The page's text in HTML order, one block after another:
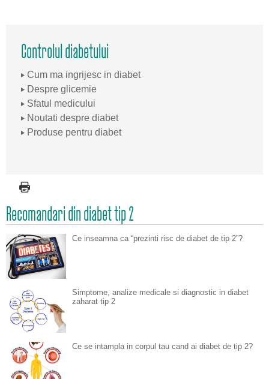
Controlul diabetului
Cum ma ingrijesc in diabet
Despre glicemie
Sfatul medicului
Noutati despre diabet
Produse pentru diabet
Recomandari din diabet tip 2
Ce inseamna ca “prezinti risc de diabet de tip 2”?
Simptome, analize medicale si diagnostic in diabet
zaharat tip 2
Ce se intampla in corpul tau cand ai diabet de tip 2?